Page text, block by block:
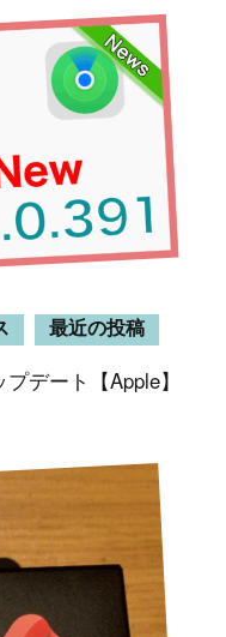
最近の投稿
デート【Apple】